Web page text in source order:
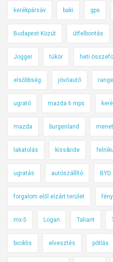
kerékpársáv baki gps
Budapest Közút útfelbontás
Jogger tükör heti
elsőbbség jövőautó
ugrató mazda 6 mps
mazda burgenland
lakatolás kiss&ride
ugratás autószállító BYD
forgalom elől elzárt terület
mx-5 Logan Taliant
biciklis elvesztés pótlás